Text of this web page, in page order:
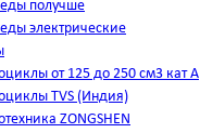
получше
электрические
от 125 до 250 см3 кат А
TVS (Индия)
ZONGSHEN